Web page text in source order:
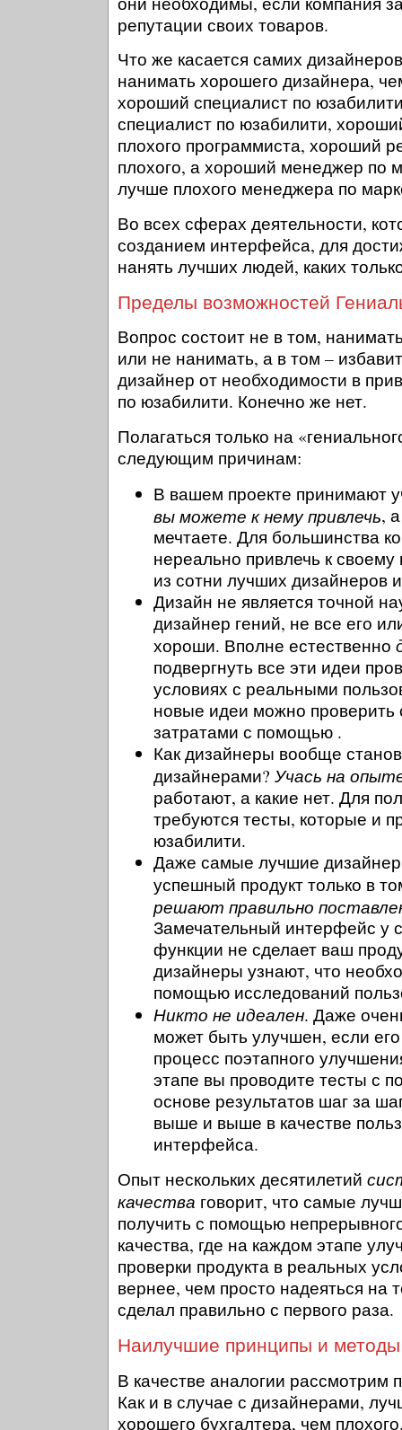
репутации своих товаров.
Что же касается самих
нанимать хорошего дизайнера,
хороший специалист по
специалист по юзабилити,
плохого программиста, хороший
плохого, а хороший менеджер по
лучше плохого менеджера по
Во всех сферах деятельности,
созданием интерфейса, для
нанять лучших людей, каких
Пределы возможностей
Вопрос состоит не в том,
или не нанимать, а в том –
дизайнер от необходимости в
по юзабилити. Конечно же нет.
Полагаться только на
следующим причинам:
В вашем проекте принимают
вы можете к нему привлечь,
мечтаете. Для большинства
нереально привлечь к своему
из сотни лучших дизайнеров
Дизайн не является точной
дизайнер гений, не все его
хороши. Вполне естественно
подвергнуть все эти идеи
условиях с реальными
новые идеи можно
затратами с помощью .
Как дизайнеры вообще
дизайнерами? Учась на
работают, а какие нет. Для
требуются тесты, которые и
юзабилити.
Даже самые лучшие
успешный продукт только в
решают правильно
Замечательный интерфейс у
функции не сделает ваш
дизайнеры узнают, что
помощью исследований
Никто не идеален. Даже
может быть улучшен, если
процесс поэтапного
этапе вы проводите тесты с
основе результатов шаг за
выше и выше в качестве
интерфейса.
Опыт нескольких десятилетий
качества говорит, что самые
получить с помощью
качества, где на каждом этапе
проверки продукта в реальных
вернее, чем просто надеяться на
сделал правильно с первого раза.
Наилучшие принципы и методы
В качестве аналогии рассмотрим
Как и в случае с дизайнерами,
хорошего бухгалтера, чем